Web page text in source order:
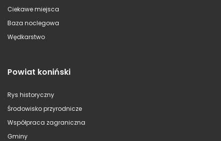
Ciekawe miejsca
Baza noclegowa
Wędkarstwo
Powiat koniński
Rys historyczny
Środowisko przyrodnicze
Współpraca zagraniczna
Gminy